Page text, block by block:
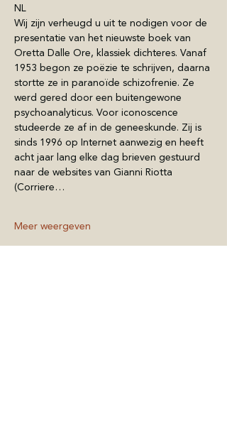
NL
Wij zijn verheugd u uit te nodigen voor de
presentatie van het nieuwste boek van
Oretta Dalle Ore, klassiek dichteres. Vanaf
1953 begon ze poëzie te schrijven, daarna
stortte ze in paranoïde schizofrenie. Ze
werd gered door een buitengewone
psychoanalyticus. Voor iconoscence
studeerde ze af in de geneeskunde. Zij is
sinds 1996 op Internet aanwezig en heeft
acht jaar lang elke dag brieven gestuurd
naar de websites van Gianni Riotta
(Corriere…
Meer weergeven